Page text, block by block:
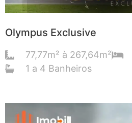
Olympus Exclusive
77,77m² à 267,64m²
1 a 4 Banheiros